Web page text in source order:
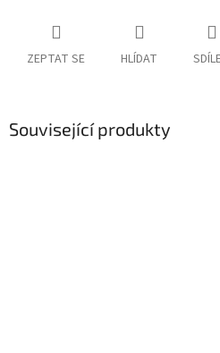
ZEPTAT SE HLÍDAT
Související produkty